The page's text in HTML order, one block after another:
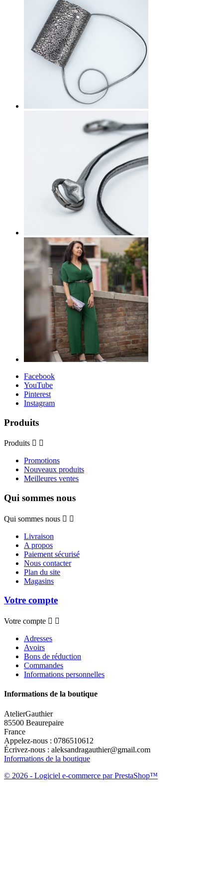
Facebook
YouTube
Pinterest
Instagram
Produits
Produits  
Promotions
Nouveaux produits
Meilleures ventes
Qui sommes nous
Qui sommes nous  
Livraison
A propos
Paiement sécurisé
Nous contacter
Plan du site
Magasins
Votre compte
Votre compte  
Adresses
Avoirs
Bons de réduction
Commandes
Informations personnelles
Informations de la boutique
AtelierGauthier
85500 Beaurepaire
France
Appelez-nous : 0786510612
Écrivez-nous : aleksandragauthier@gmail.com
Informations de la boutique
© 2026 - Logiciel e-commerce par PrestaShop™